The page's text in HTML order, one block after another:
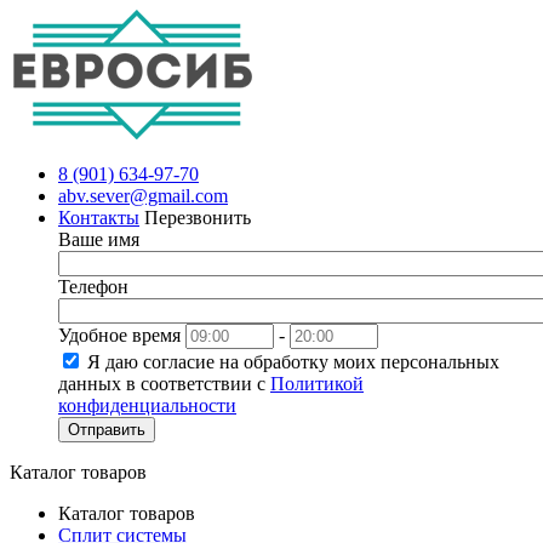
8 (901) 634-97-70
abv.sever@gmail.com
Контакты Перезвонить
Ваше имя
Телефон
Удобное время
-
Я даю согласие на обработку моих персональных
данных в соответствии с Политикой
конфиденциальности
Отправить
Каталог товаров
Каталог товаров
Сплит системы